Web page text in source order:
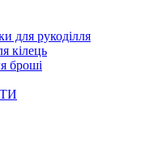
для рукоділля
кілець
броші